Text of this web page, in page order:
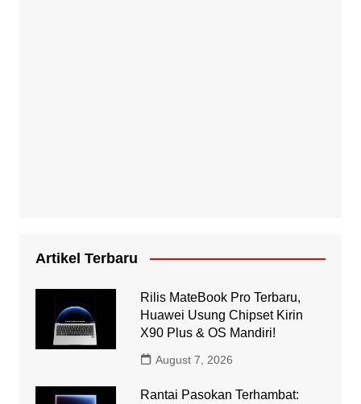
Artikel Terbaru
Rilis MateBook Pro Terbaru,
Huawei Usung Chipset Kirin
X90 Plus & OS Mandiri!
August 7, 2026
Rantai Pasokan Terhambat: